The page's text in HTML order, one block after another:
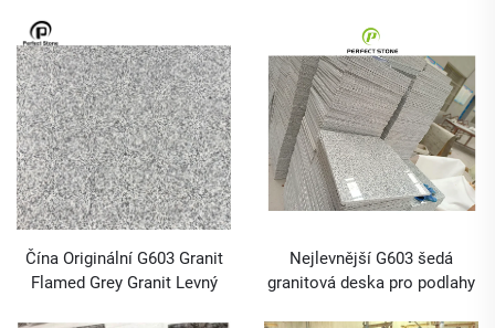
Čína Originální G603 Granit
Flamed Grey Granit Levný
Nejlevnější G603 šedá
granitová deska pro podlahy